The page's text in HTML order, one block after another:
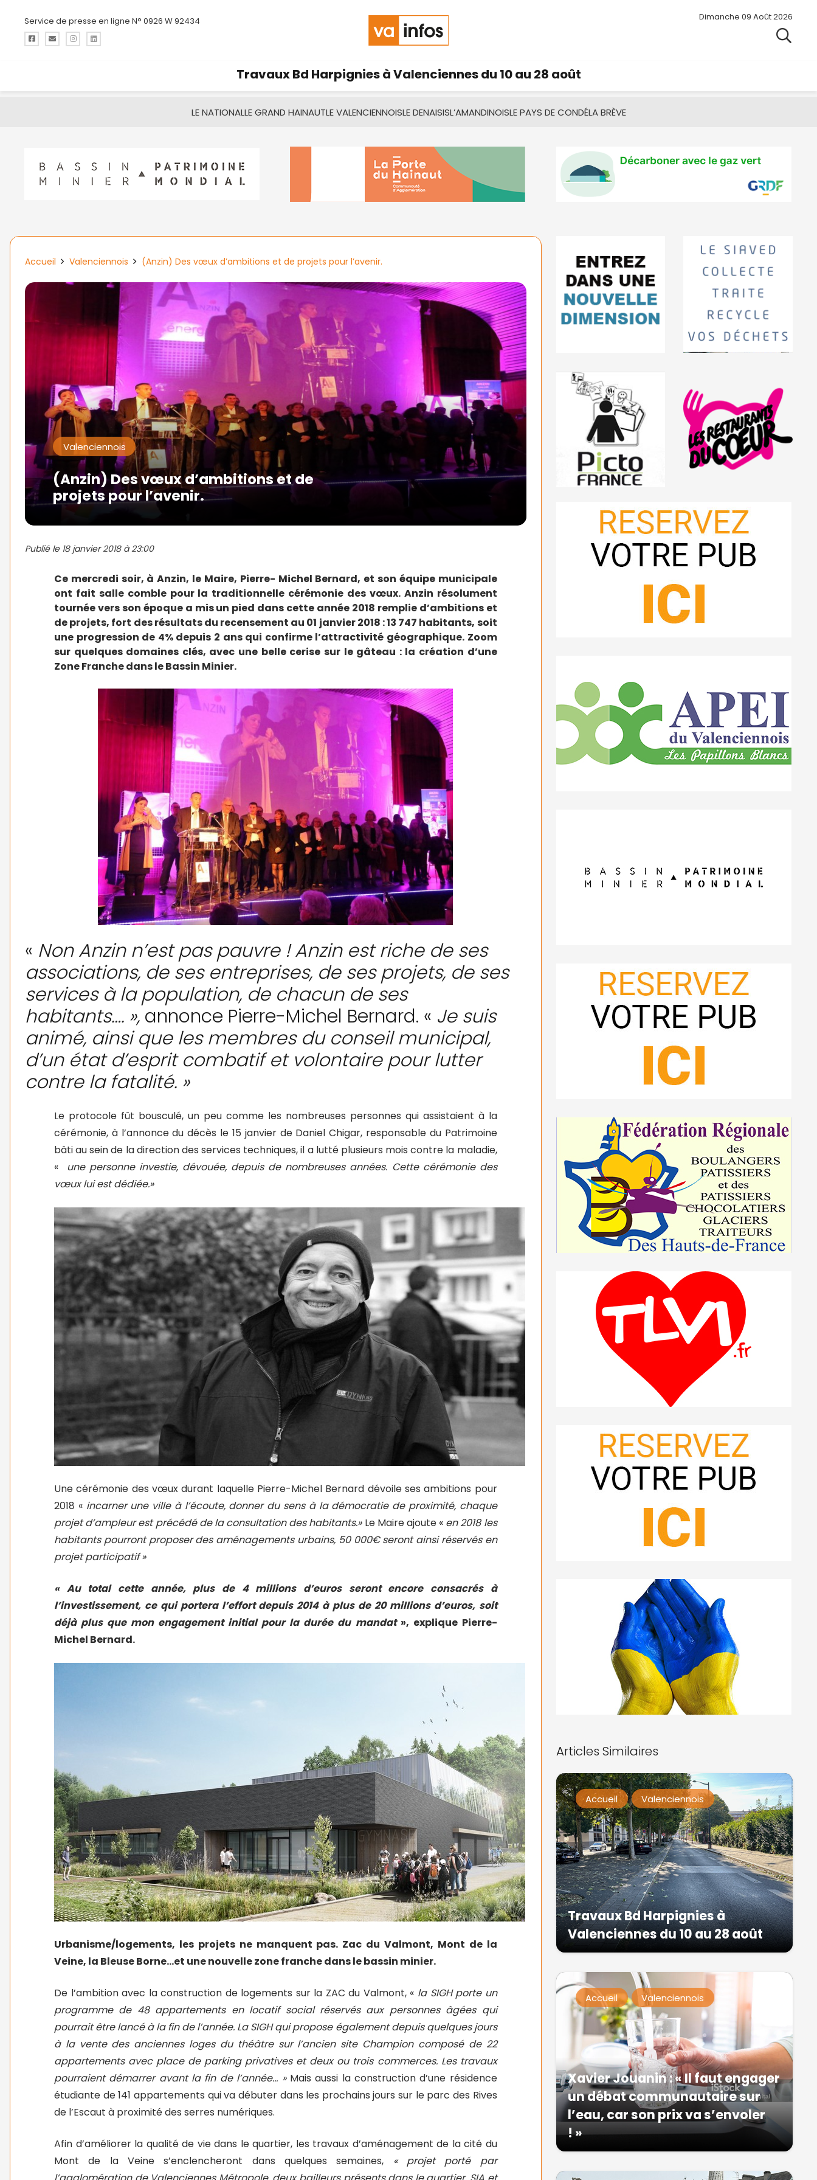
Service de presse en ligne N° 0926 W 92434 Dimanche 09 Août 2026
Travaux Bd Harpignies à Valenciennes du 10 au 28 août
LE NATIONALLE GRAND HAINAUTLE VALENCIENNOISLE DENAISISL’AMANDINOISLE PAYS DE CONDÉLA BRÈVE
Accueil Valenciennois (Anzin) Des vœux d’ambitions et de projets pour l’avenir.
Valenciennois
(Anzin) Des vœux d’ambitions et de
projets pour l’avenir.
Publié le 18 janvier 2018 à 23:00
Ce mercredi soir, à Anzin, le Maire, Pierre- Michel Bernard, et son équipe municipale
ont fait salle comble pour la traditionnelle cérémonie des vœux. Anzin résolument
tournée vers son époque a mis un pied dans cette année 2018 remplie d’ambitions et
de projets, fort des résultats du recensement au 01 janvier 2018 : 13 747 habitants, soit
une progression de 4% depuis 2 ans qui confirme l’attractivité géographique. Zoom
sur quelques domaines clés, avec une belle cerise sur le gâteau : la création d’une
Zone Franche dans le Bassin Minier.
« Non Anzin n’est pas pauvre ! Anzin est riche de ses
associations, de ses entreprises, de ses projets, de ses
services à la population, de chacun de ses
habitants…. », annonce Pierre-Michel Bernard. « Je suis
animé, ainsi que les membres du conseil municipal,
d’un état d’esprit combatif et volontaire pour lutter
contre la fatalité. »
Le protocole fût bousculé, un peu comme les nombreuses personnes qui assistaient à la
cérémonie, à l’annonce du décès le 15 janvier de Daniel Chigar, responsable du Patrimoine
bâti au sein de la direction des services techniques, il a lutté plusieurs mois contre la maladie,
« une personne investie, dévouée, depuis de nombreuses années. Cette cérémonie des
vœux lui est dédiée.»
Une cérémonie des vœux durant laquelle Pierre-Michel Bernard dévoile ses ambitions pour
2018 «incarner une ville à l’écoute, donner du sens à la démocratie de proximité, chaque
projet d’ampleur est précédé de la consultation des habitants.»Le Maire ajoute « en 2018 les
habitants pourront proposer des aménagements urbains, 50 000€ seront ainsi réservés en
projet participatif »
« Au total cette année, plus de 4 millions d’euros seront encore consacrés à
l’investissement, ce qui portera l’effort depuis 2014 à plus de 20 millions d’euros, soit
déjà plus que mon engagement initial pour la durée du mandat », explique Pierre-
Michel Bernard.
Urbanisme/logements, les projets ne manquent pas. Zac du Valmont, Mont de la
Veine, la Bleuse Borne…et une nouvelle zone franche dans le bassin minier.
De l’ambition avec la construction de logements sur la ZAC du Valmont, « la SIGH porte un
programme de 48 appartements en locatif social réservés aux personnes âgées qui
pourrait être lancé à la fin de l’année. La SIGH qui propose également depuis quelques jours
à la vente des anciennes loges du théâtre sur l’ancien site Champion composé de 22
appartements avec place de parking privatives et deux ou trois commerces. Les travaux
pourraient démarrer avant la fin de l’année… » Mais aussi la construction d’une résidence
étudiante de 141 appartements qui va débuter dans les prochains jours sur le parc des Rives
de l’Escaut à proximité des serres numériques.
Afin d’améliorer la qualité de vie dans le quartier, les travaux d’aménagement de la cité du
Mont de la Veine s’enclencheront dans quelques semaines,
« projet porté par
Articles Similaires
Accueil Valenciennois
Travaux Bd Harpignies à
Valenciennes du 10 au 28 août
Accueil Valenciennois
Xavier Jouanin : « Il faut engager
un débat communautaire sur
l’eau, car son prix va s’envoler
! »